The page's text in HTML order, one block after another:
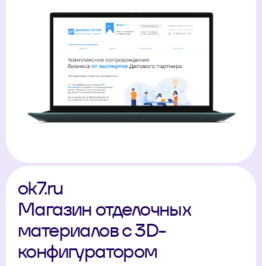
ok7.ru
Магазин отделочных
материалов с 3D-
конфигуратором